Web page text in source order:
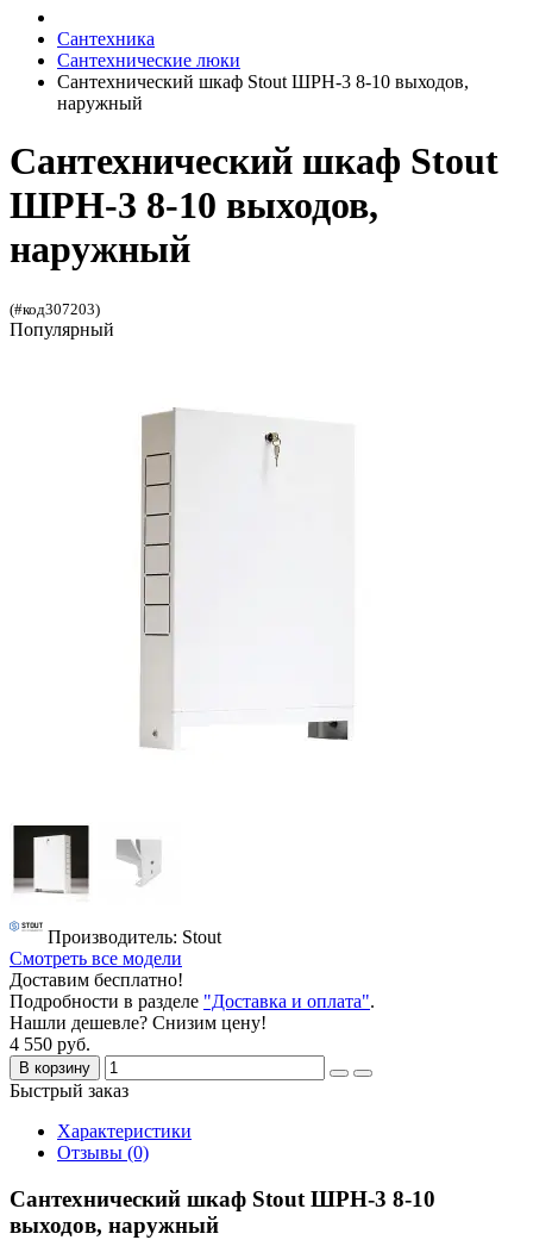
Сантехника
Сантехнические люки
Сантехнический шкаф Stout ШРН-3 8-10 выходов,
наружный
Сантехнический шкаф Stout
ШРН-3 8-10 выходов,
наружный
(#код307203)
Популярный
Производитель: Stout
Смотреть все модели
Доставим бесплатно!
Подробности в разделе "Доставка и оплата".
Нашли дешевле? Снизим цену!
4 550 руб.
В корзину
Быстрый заказ
Характеристики
Отзывы (0)
Сантехнический шкаф Stout ШРН-3 8-10
выходов, наружный